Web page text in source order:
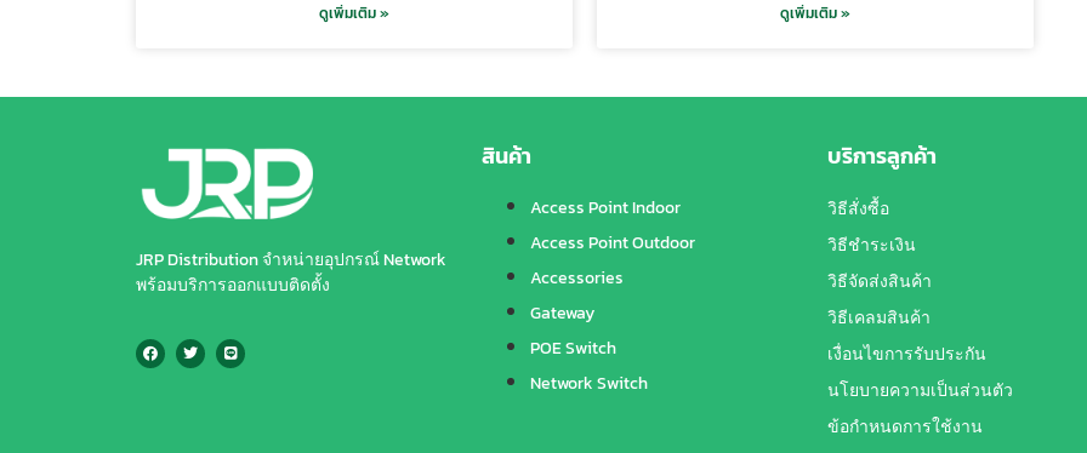
ดูเพิ่มเติม » ดูเพิ่มเติม »
JRP Distribution จำหน่ายอุปกรณ์ Network
พร้อมบริการออกแบบติดตั้ง
สินค้า
Access Point Indoor
Access Point Outdoor
Accessories
Gateway
POE Switch
Network Switch
บริการลูกค้า
วิธีสั่งซื้อ
วิธีชำระเงิน
วิธีจัดส่งสินค้า
วิธีเคลมสินค้า
เงื่อนไขการรับประกัน
นโยบายความเป็นส่วนตัว
ข้อกำหนดการใช้งาน